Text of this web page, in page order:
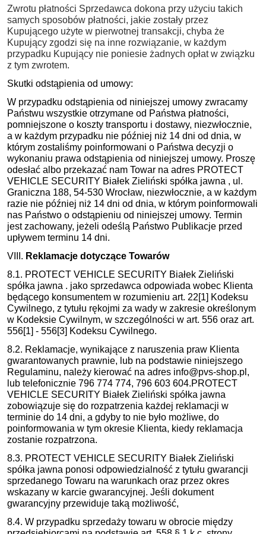
Zwrotu płatności Sprzedawca dokona przy użyciu takich
samych sposobów płatności, jakie zostały przez
Kupującego użyte w pierwotnej transakcji, chyba że
Kupujący zgodzi się na inne rozwiązanie, w każdym
przypadku Kupujący nie poniesie żadnych opłat w związku
z tym zwrotem.
Skutki odstąpienia od umowy:
W przypadku odstąpienia od niniejszej umowy zwracamy
Państwu wszystkie otrzymane od Państwa płatności,
pomniejszone o koszty transportu i dostawy, niezwłocznie,
a w każdym przypadku nie później niż 14 dni od dnia, w
którym zostaliśmy poinformowani o Państwa decyzji o
wykonaniu prawa odstąpienia od niniejszej umowy. Proszę
odesłać albo przekazać nam Towar na adres PROTECT
VEHICLE SECURITY Białek Zieliński spółka jawna , ul.
Graniczna 188, 54-530 Wrocław, niezwłocznie, a w każdym
razie nie później niż 14 dni od dnia, w którym poinformowali
nas Państwo o odstąpieniu od niniejszej umowy. Termin
jest zachowany, jeżeli odeślą Państwo Publikacje przed
upływem terminu 14 dni.
VIII. Reklamacje dotyczące Towarów
8.1. PROTECT VEHICLE SECURITY Białek Zieliński
spółka jawna . jako sprzedawca odpowiada wobec Klienta
będącego konsumentem w rozumieniu art. 22[1] Kodeksu
Cywilnego, z tytułu rękojmi za wady w zakresie określonym
w Kodeksie Cywilnym, w szczególności w art. 556 oraz art.
556[1] - 556[3] Kodeksu Cywilnego.
8.2. Reklamacje, wynikające z naruszenia praw Klienta
gwarantowanych prawnie, lub na podstawie niniejszego
Regulaminu, należy kierować na adres info@pvs-shop.pl,
lub telefonicznie 796 774 774, 796 603 604.PROTECT
VEHICLE SECURITY Białek Zieliński spółka jawna
zobowiązuje się do rozpatrzenia każdej reklamacji w
terminie do 14 dni, a gdyby to nie było możliwe, do
poinformowania w tym okresie Klienta, kiedy reklamacja
zostanie rozpatrzona.
8.3. PROTECT VEHICLE SECURITY Białek Zieliński
spółka jawna ponosi odpowiedzialność z tytułu gwarancji
sprzedanego Towaru na warunkach oraz przez okres
wskazany w karcie gwarancyjnej. Jeśli dokument
gwarancyjny przewiduje taką możliwość,
8.4. W przypadku sprzedaży towaru w obrocie między